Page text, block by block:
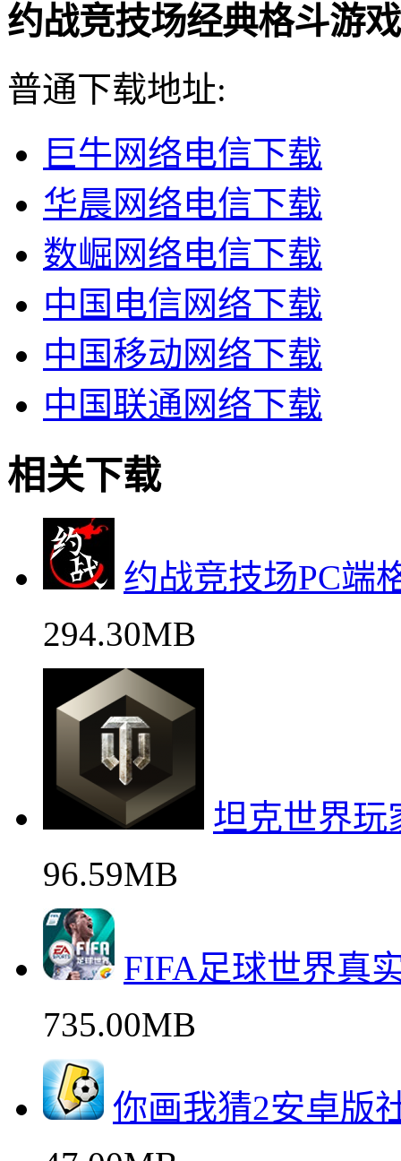
约战竞技场经典格斗游
普通下载地址:
巨牛网络电信下载
华晨网络电信下载
数崛网络电信下载
中国电信网络下载
中国移动网络下载
中国联通网络下载
相关下载
约战竞技场PC端
294.30MB
坦克世界玩
96.59MB
FIFA足球世界真
735.00MB
你画我猜2安卓版